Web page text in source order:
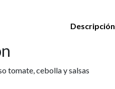
Descripción
tomate, cebolla y salsas